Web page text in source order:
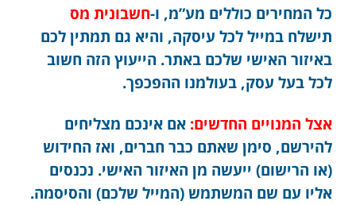
כל המחירים כוללים מע”מ, ו-חשבונית מס
תישלח במייל לכל עיסקה, והיא גם תמתין לכם
באיזור האישי שלכם באתר. הייעוץ הזה חשוב
לכל בעל עסק, בעולמנו ההפכפך.
אצל המנויים החדשים: אם אינכם מצליחים
להירשם, סימן שאתם כבר חברים, ואז החידוש
(או הרישום) ייעשה מן האיזור האישי. נכנסים
אליו עם שם המשתמש (המייל שלכם) והסיסמה.